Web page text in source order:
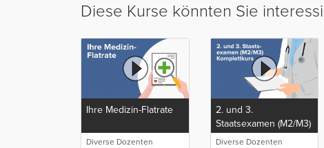
Diese Kurse könnten Sie
Ihre Medizin-Flatrate
Diverse Dozenten
2. und 3.
Staatsexamen (M2/M3)
Komplettkurs
Diverse Dozenten